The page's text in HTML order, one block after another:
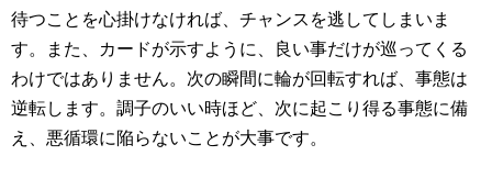
待つことを心掛けなければ、チャンスを逃してしまいま
す。また、カードが示すように、良い事だけが巡ってくる
わけではありません。次の瞬間に輪が回転すれば、事態は
逆転します。調子のいい時ほど、次に起こり得る事態に備
え、悪循環に陥らないことが大事です。